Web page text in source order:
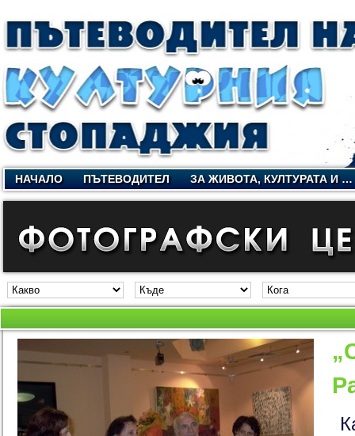
НАЧАЛО ПЪТЕВОДИТЕЛ ЗА ЖИВОТА, КУЛТУРАТА И …